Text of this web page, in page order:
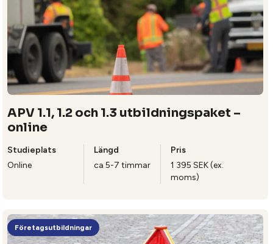
APV 1.1, 1.2 och 1.3 utbildningspaket –
online
Studieplats
Online
Längd
ca 5-7 timmar
Pris
1 395 SEK (ex.
moms)
Företagsutbildningar